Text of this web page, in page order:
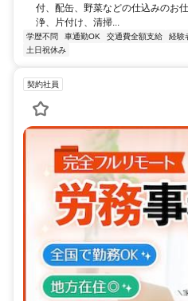
付、配缶、野菜などの仕込みのお
浄、片付け、清掃...
学歴不問 車通勤OK 交通費全額支給 経験
土日祝休み
契約社員